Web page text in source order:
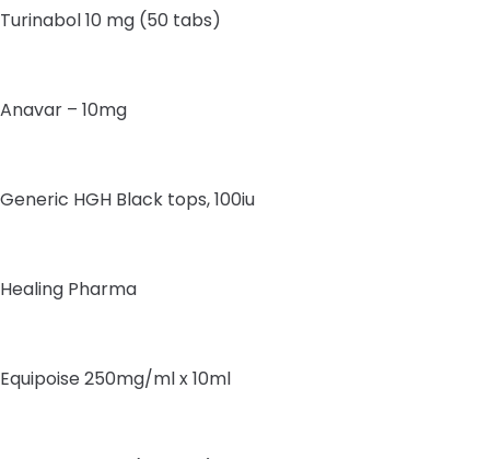
Turinabol 10 mg (50 tabs)
Anavar – 10mg
Generic HGH Black tops, 100iu
Healing Pharma
Equipoise 250mg/ml x 10ml